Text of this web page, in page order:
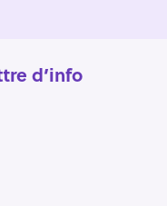
d’info